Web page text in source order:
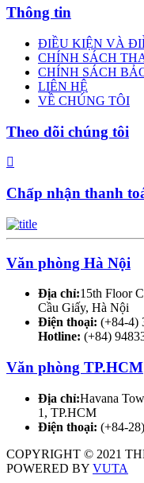
Thông tin
ĐIỀU KIỆN VÀ
CHÍNH SÁCH
CHÍNH SÁCH
LIÊN HỆ
VỀ CHÚNG TÔI
Theo dõi chúng tôi
Chấp nhận thanh
Văn phòng Hà Nội
Địa chỉ:15th Floor
Cầu Giấy, Hà Nội
Điện thoại: (+84-4)
Hotline: (+84)
Văn phòng TP.HCM
Địa chỉ:Havana
1, TP.HCM
Điện thoại: (+84-
COPYRIGHT © 2021
POWERED BY VUTA